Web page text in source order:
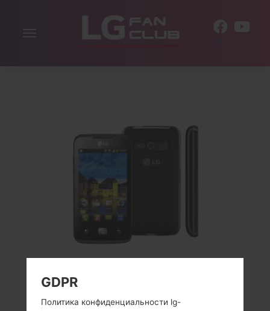
Включить
LG E510 (LGE510) ИЗ
GDPR
Политика конфиденциальности lg-